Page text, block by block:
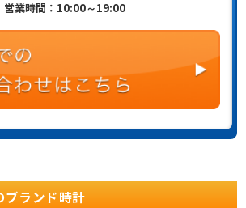
営業時間：10:00～19:00
ブランド時計